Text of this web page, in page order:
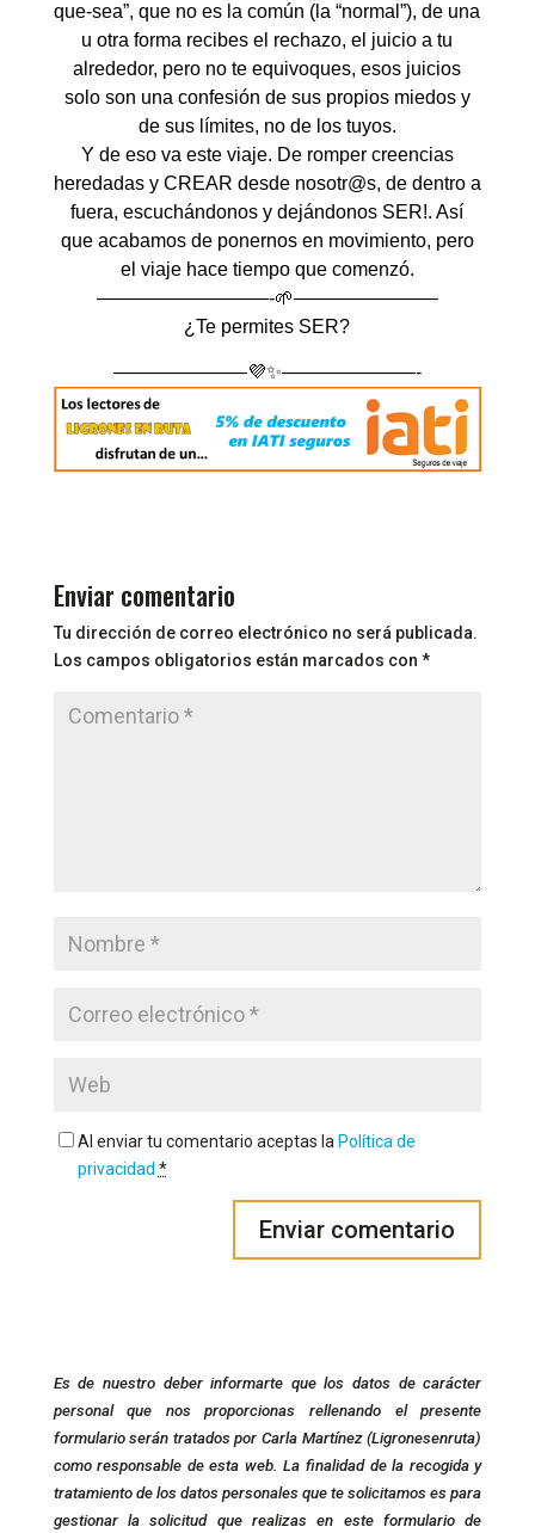
que-sea”, que no es la común (la “normal”), de una
u otra forma recibes el rechazo, el juicio a tu
alrededor, pero no te equivoques, esos juicios
solo son una confesión de sus propios miedos y
de sus límites, no de los tuyos.
Y de eso va este viaje. De romper creencias
heredadas y CREAR desde nosotr@s, de dentro a
fuera, escuchándonos y dejándonos SER!. Así
que acabamos de ponernos en movimiento, pero
el viaje hace tiempo que comenzó.
—————————-🌱———————–
¿Te permites SER?
———————💜✨———————-
Enviar comentario
Tu dirección de correo electrónico no será publicada.
Los campos obligatorios están marcados con *
Al enviar tu comentario aceptas la Política de
privacidad *
Es de nuestro deber informarte que los datos de carácter
personal que nos proporcionas rellenando el presente
formulario serán tratados por Carla Martínez (Ligronesenruta)
como responsable de esta web. La finalidad de la recogida y
tratamiento de los datos personales que te solicitamos es para
gestionar la solicitud que realizas en este formulario de